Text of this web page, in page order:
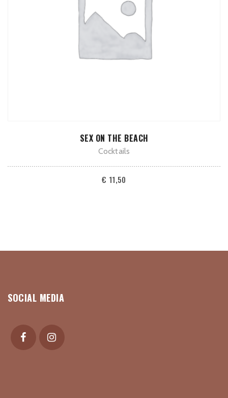
TOEVOEGEN AAN WINKELWAGEN
SEX ON THE BEACH
Cocktails
€ 11,50
SOCIAL MEDIA